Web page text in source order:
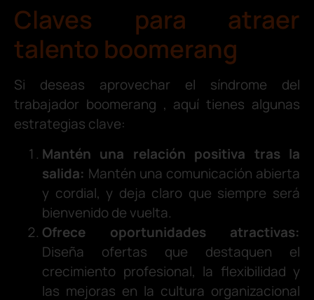
Claves para atraer
talento boomerang
Si deseas aprovechar el síndrome del
trabajador boomerang , aquí tienes algunas
estrategias clave:
Mantén una relación positiva tras la
salida: Mantén una comunicación abierta
y cordial, y deja claro que siempre será
bienvenido de vuelta.
Ofrece oportunidades atractivas:
Diseña ofertas que destaquen el
crecimiento profesional, la flexibilidad y
las mejoras en la cultura organizacional